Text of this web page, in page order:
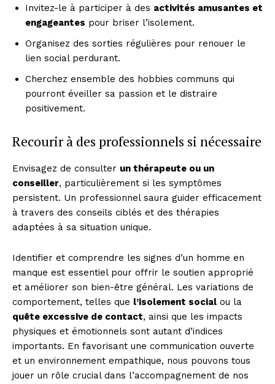
Invitez-le à participer à des activités amusantes et
engageantes pour briser l’isolement.
Organisez des sorties régulières pour renouer le
lien social perdurant.
Cherchez ensemble des hobbies communs qui
pourront éveiller sa passion et le distraire
positivement.
Recourir à des professionnels si nécessaire
Envisagez de consulter un thérapeute ou un
conseiller, particulièrement si les symptômes
persistent. Un professionnel saura guider efficacement
à travers des conseils ciblés et des thérapies
adaptées à sa situation unique.
Identifier et comprendre les signes d’un homme en
manque est essentiel pour offrir le soutien approprié
et améliorer son bien-être général. Les variations de
comportement, telles que l’isolement social ou la
quête excessive de contact, ainsi que les impacts
physiques et émotionnels sont autant d’indices
importants. En favorisant une communication ouverte
et un environnement empathique, nous pouvons tous
jouer un rôle crucial dans l’accompagnement de nos